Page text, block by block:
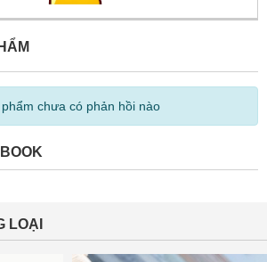
chưa có phản hồi nào
LOẠI